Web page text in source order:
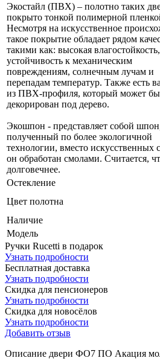
Экостайл (ПВХ) – полотно таких
покрыто тонкой полимерной
Несмотря на искусственное
такое покрытие обладает рядом
такими как: высокая влагостойкость,
устойчивость к механическим
повреждениям, солнечным лучам и
перепадам температур. Также есть
из ПВХ-профиля, который может
декорирован под дерево.
Экошпон - представляет собой
полученный по более экологичной
технологии, вместо искусственных
он обработан смолами. Считается,
долговечнее.
Остекление
Цвет полотна
Наличие
Модель
Ручки Rucetti в подарок
Узнать подробности
Бесплатная доставка
Узнать подробности
Скидка для пенсионеров
Узнать подробности
Скидка для новосёлов
Узнать подробности
Добавить отзыв
Описание двери ФО7 ПО Акация